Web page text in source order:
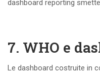
dashboard reporting
7. WHO e
Le dashboard costruite in